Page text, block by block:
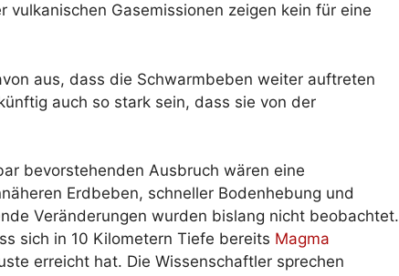
Gasemissionen zeigen kein für eine
aus, dass die Schwarmbeben weiter auftreten
auch so stark sein, dass sie von der
bevorstehenden Ausbruch wären eine
Erdbeben, schneller Bodenhebung und
Veränderungen wurden bislang nicht beobachtet.
sich in 10 Kilometern Tiefe bereits Magma
erreicht hat. Die Wissenschaftler sprechen